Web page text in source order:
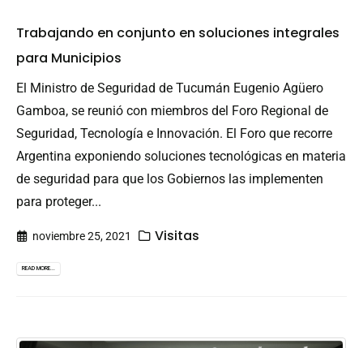
Trabajando en conjunto en soluciones integrales
para Municipios
El Ministro de Seguridad de Tucumán Eugenio Agüero
Gamboa, se reunió con miembros del Foro Regional de
Seguridad, Tecnología e Innovación. El Foro que recorre
Argentina exponiendo soluciones tecnológicas en materia
de seguridad para que los Gobiernos las implementen
para proteger...
noviembre 25, 2021 Visitas
READ MORE...